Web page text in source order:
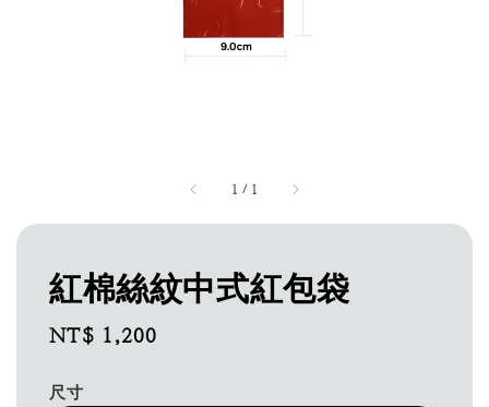
1 / 1
紅棉絲紋中式紅包袋
Regular
NT$ 1,200
尺寸